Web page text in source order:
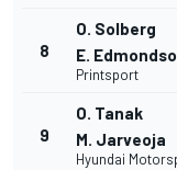
8
O. Solberg
E.
Printsport
9
O. Tanak
M. Jarveoja
Hyundai